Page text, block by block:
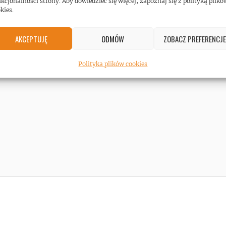
AKCEPTUJĘ ODMÓW ZOBACZ PREFERENCJE
Polityka plików cookies